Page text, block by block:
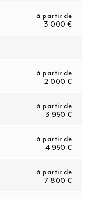
à partir de
3 000 €
à partir de
2 000 €
à partir de
3 950 €
à partir de
4 950 €
à partir de
7 800 €